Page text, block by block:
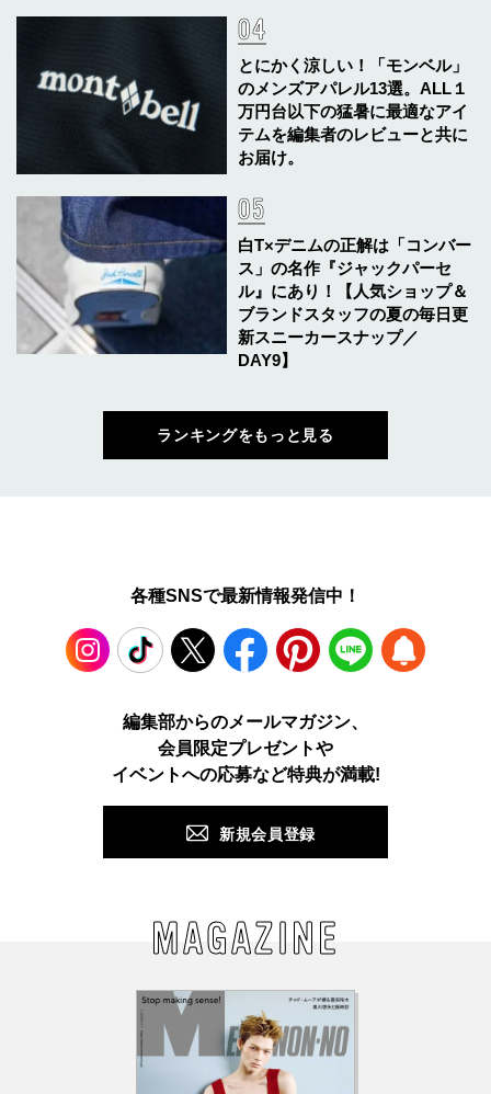
とにかく涼しい！「モンベル」
のメンズアパレル13選。ALL１
万円台以下の猛暑に最適なアイ
テムを編集者のレビューと共に
お届け。
白T×デニムの正解は「コンバー
ス」の名作『ジャックパーセ
ル』にあり！【人気ショップ＆
ブランドスタッフの夏の毎日更
新スニーカースナップ／
DAY9】
ランキングをもっと見る
各種SNSで最新情報発信中！
TikTok Facebook Pinterest LINE
編集部からのメールマガジン、
会員限定プレゼントや
イベントへの応募など特典が満載!
新規会員登録
MAGAZINE